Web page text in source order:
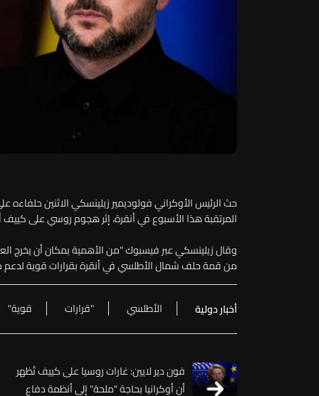
حث الرئيس الأوكراني فولوديمير زيلينسكي الاثنين
المرتقبة هذا الأسبوع في أنقرة، إثر هجوم روسي على كييف أسفر عن مقتل 14 شخصا على
وقال زيلينسكي عبر فيسبوك "من الأهمية بمكان أن يخرج
من قمة حلف شمال الأطلسي في أنقرة بقرارات قوية لدعم
أخبار دولية الأطلسي "قرارات قوية"
فون دير لايين: غارات روسيا على كييف تُظهر
أن أوكرانيا بحاجة "ملحة" إلى أنظمة دفاع